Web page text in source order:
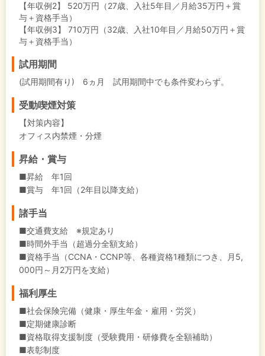
【年収例2】
520万円（27歳、入社5年目／月給35万円＋賞
与＋資格手当）
【年収例3】
710万円（32歳、入社10年目／月給50万円＋賞
与＋資格手当）
試用期間
(試用期間有り) 6ヵ月 試用期間中でも条件変わらず。
受動喫煙対策
【対策内容】
オフィス内禁煙・分煙
昇給・賞与
■昇給 年1回
■賞与 年1回（2年目以降支給）
諸手当
■交通費支給 ※規定あり
■時間外手当（超過分全額支給）
■資格手当（CCNA・CCNP等、各種資格1種類につき、月5,
000円～月2万円を支給）
福利厚生
■社会保険完備（健康・厚生年金・雇用・労災）
■定期健康診断
■資格取得支援制度（受験費用・研修費を全額補助）
■表彰制度